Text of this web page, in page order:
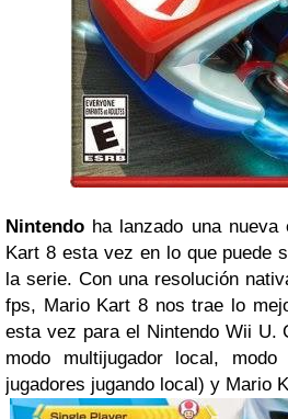
Nintendo ha lanzado una
Kart 8 esta vez en lo que puede
la serie. Con una resolución
fps, Mario Kart 8 nos trae lo
esta vez para el Nintendo Wii U.
modo multijugador local,
jugadores jugando local) y Mario